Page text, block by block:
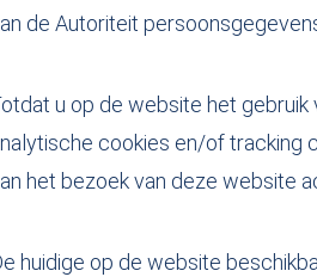
de Autoriteit
u op de website het
cookies en/of tracking
het bezoek van deze website
huidige op de website